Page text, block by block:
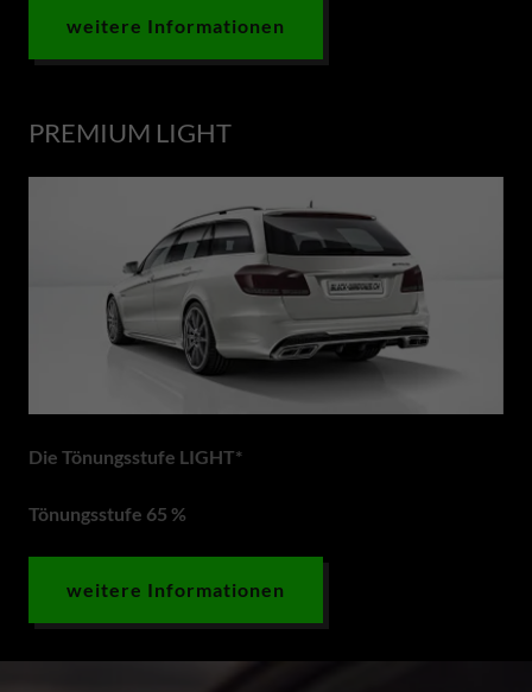
weitere Informationen
PREMIUM LIGHT
Die Tönungsstufe LIGHT*
Tönungsstufe 65 %
weitere Informationen